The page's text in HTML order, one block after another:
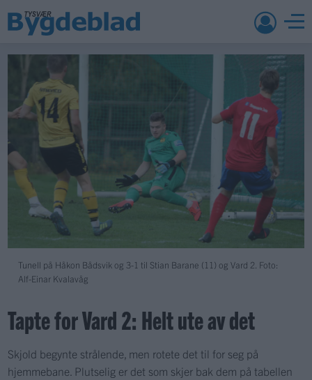
Tunell på Håkon Bådsvik og 3-1 til Stian Barane (11) og Vard 2. Foto:
Alf-Einar Kvalavåg
Tapte for Vard 2: Helt ute av det
Skjold begynte strålende, men rotete det til for seg på
hjemmebane. Plutselig er det som skjer bak dem på tabellen